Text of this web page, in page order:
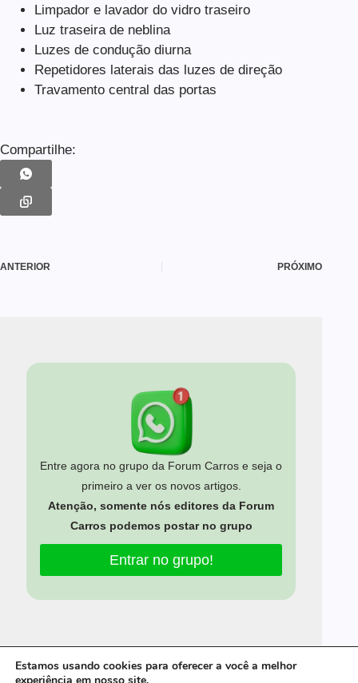
Limpador e lavador do vidro traseiro
Luz traseira de neblina
Luzes de condução diurna
Repetidores laterais das luzes de direção
Travamento central das portas
Compartilhe:
ANTERIOR PRÓXIMO
Entre agora no grupo da Forum Carros e seja o
primeiro a ver os novos artigos.
Atenção, somente nós editores da Forum
Carros podemos postar no grupo
Entrar no grupo!
Estamos usando cookies para oferecer a você a melhor